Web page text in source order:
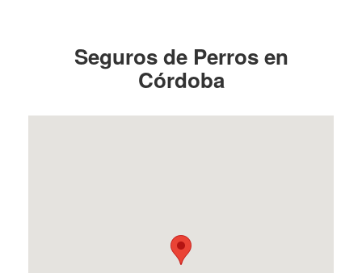
Seguros de Perros en
Córdoba